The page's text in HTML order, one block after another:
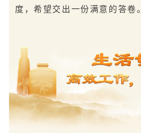
度，希望交出一份满意的答卷。